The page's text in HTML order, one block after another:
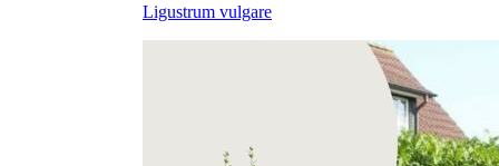
Ligustrum vulgare